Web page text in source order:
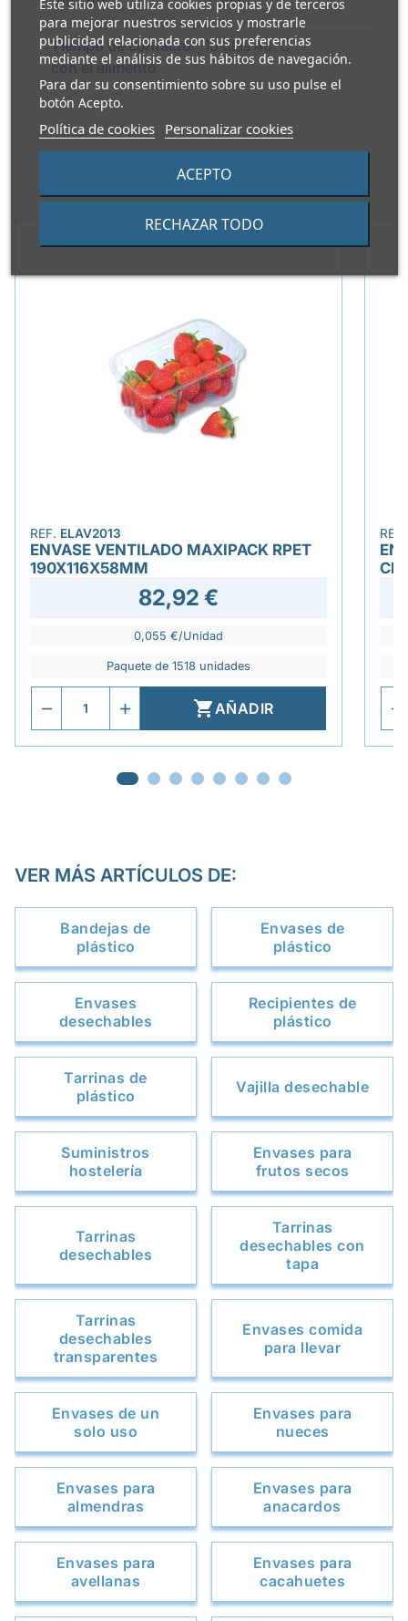
Este sitio web utiliza cookies propias y de terceros
para mejorar nuestros servicios y mostrarle
publicidad relacionada con sus preferencias
mediante el análisis de sus hábitos de navegación.
Para dar su consentimiento sobre su uso pulse el
botón Acepto.
Política de cookies Personalizar cookies
RECHAZAR TODO
ACEPTO
Tiempo de contacto
con el alimento
10 días 40ºC
PRODUCTOS ALTERNATIVOS
REF. ELAV2013
ENVASE VENTILADO MAXIPACK RPET
190X116X58MM
82,92 €
0,055 €/Unidad
Paquete de 1518 unidades
AÑADIR
VER MÁS ARTÍCULOS DE:
Bandejas de
plástico
Envases de
plástico
Envases
desechables
Recipientes de
plástico
Tarrinas de
plástico
Vajilla desechable
Suministros
hostelería
Envases para
frutos secos
Tarrinas
desechables
Tarrinas
desechables con
tapa
Tarrinas
desechables
transparentes
Envases comida
para llevar
Envases de un
solo uso
Envases para
nueces
Envases para
almendras
Envases para
anacardos
Envases para
avellanas
Envases para
cacahuetes